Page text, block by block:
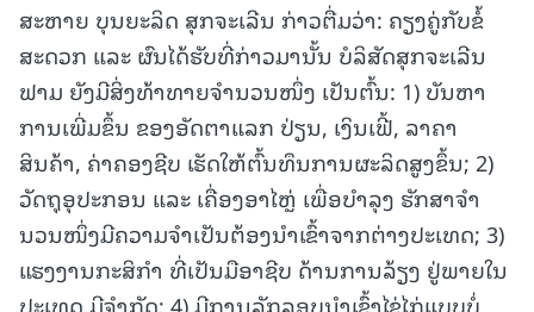
ສະຫາຍ ບຸນຍະລິດ ສຸກຈະເລີນ ກ່າວຕື່ມວ່າ: ຄຽງຄູ່ກັບຂໍ້
ສະດວກ ແລະ ຜົນໄດ້ຮັບທີ່ກ່າວມານັ້ນ ບໍລິສັດສຸກຈະເລີນ
ຟາມ ຍັງມີສິ່ງທ້າທາຍຈໍານວນໜຶ່ງ ເປັນຕົ້ນ: 1) ບັນຫາ
ການເພີ່ມຂຶ້ນ ຂອງອັດຕາແລກ ປ່ຽນ, ເງິນເຟີ້, ລາຄາ
ສິນຄ້າ, ຄ່າຄອງຊີບ ເຮັດໃຫ້ຕົ້ນທຶນການຜະລິດສູງຂຶ້ນ; 2)
ວັດຖຸອຸປະກອນ ແລະ ເຄື່ອງອາໄຫຼ່ ເພື່ອບໍາລຸງ ຮັກສາຈໍາ
ນວນໜຶ່ງມີຄວາມຈໍາເປັນຕ້ອງນໍາເຂົ້າຈາກຕ່າງປະເທດ; 3)
ແຮງງານກະສິກຳ ທີ່ເປັນມືອາຊີບ ດ້ານການລ້ຽງ ຢູ່ພາຍໃນ
ປະເທດ ມີຈຳກັດ; 4) ມີການລັກລອບນໍາເຂົ້າໄຂ່ໄກ່ແບບບໍ່